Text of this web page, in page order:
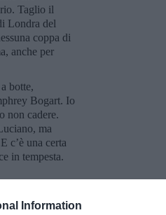
Information
Taglio il
Londra del
coppa di
anche per
botte,
Bogart. Io
non cadere.
ma
c’è una certa
in tempesta.